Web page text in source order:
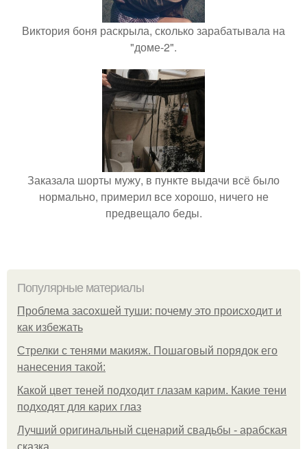
Виктория боня раскрыла, сколько зарабатывала на
"доме-2".
Заказала шорты мужу, в пункте выдачи всё было
нормально, примерил все хорошо, ничего не
предвещало беды.
Популярные материалы
Проблема засохшей туши: почему это происходит и
как избежать
Стрелки с тенями макияж. Пошаговый порядок его
нанесения такой:
Какой цвет теней подходит глазам карим. Какие тени
подходят для карих глаз
Лучший оригинальный сценарий свадьбы - арабская